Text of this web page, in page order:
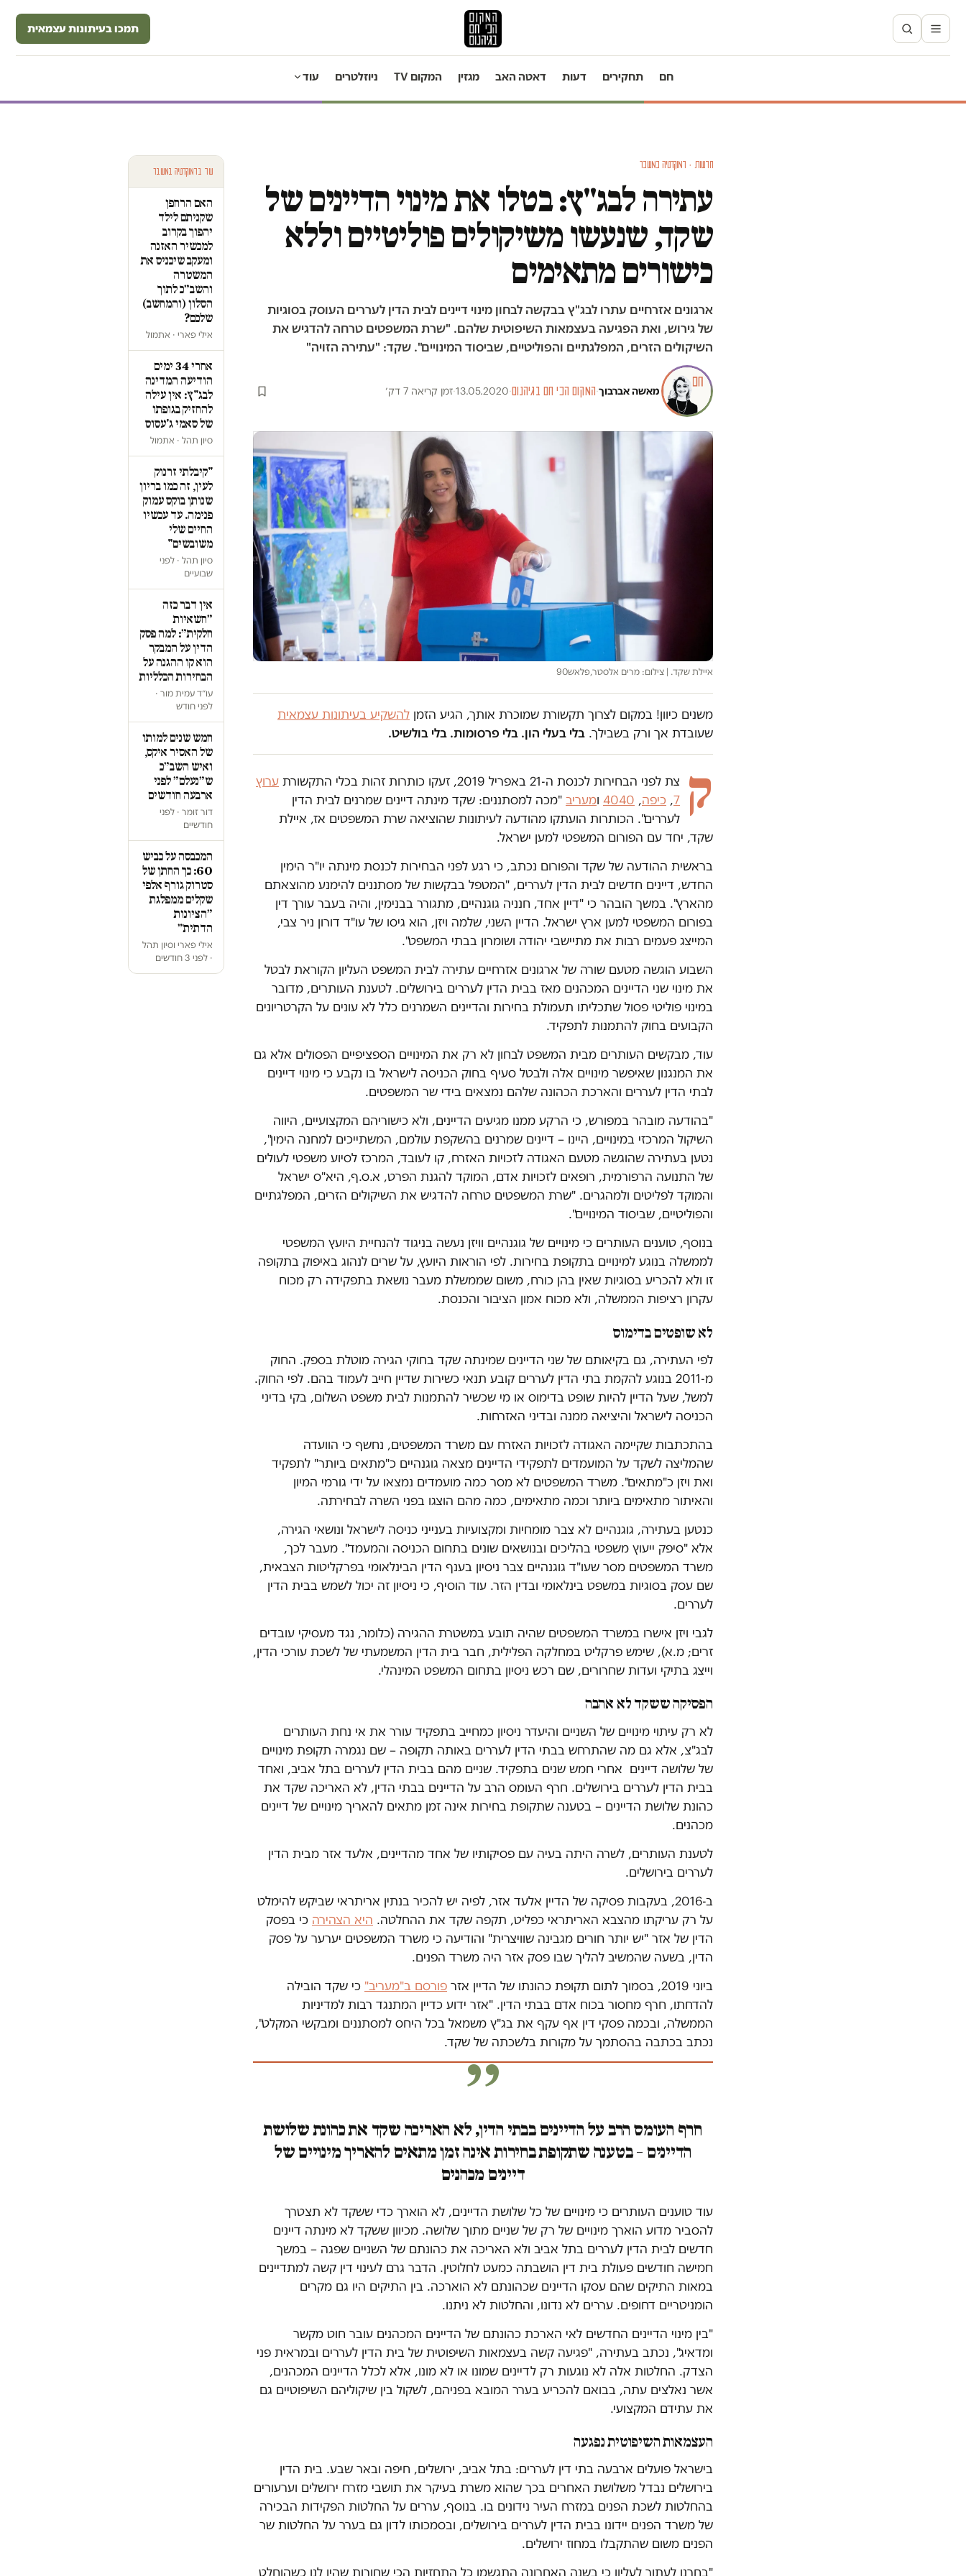
תמכו בעיתונות עצמאית
חם תחקירים דעות דאטה האב מגזין המקום TV ניוזלטרים עוד
חדשות · דמוקרטיה במשבר
עתירה לבג"ץ: בטלו את מינוי הדיינים של
שקד, שנעשו משיקולים פוליטיים וללא
כישורים מתאימים
ארגונים אזרחיים עתרו לבג"ץ בבקשה לבחון מינוי דיינים לבית הדין לעררים העוסק בסוגיות
של גירוש, ואת הפגיעה בעצמאות השיפוטית שלהם. "שרת המשפטים טרחה להדגיש את
השיקולים הזרים, המפלגתיים והפוליטיים, שביסוד המינויים". שקד: "עתירה הזויה"
מאשה אברבוך·המקום הכי חם בגיהנום·
13.05.2020
·זמן קריאה 7 דק׳
איילת שקד. | צילום: מרים אלסטר,פלאש90
משנים כיוון! במקום לצרוך תקשורת שמוכרת אותך, הגיע הזמן להשקיע בעיתונות עצמאית
שעובדת אך ורק בשבילך. בלי בעלי הון. בלי פרסומות. בלי בולשיט.
ק צת לפני הבחירות לכנסת ה-21 באפריל 2019, זעקו כותרות זהות בכלי התקשורת
ערוץ
7
, כיפה,
4040 ומעריב "מכה למסתננים: שקד מינתה דיינים שמרנים לבית הדין
לעררים". הכותרות הועתקו מהודעה לעיתונות שהוציאה שרת המשפטים אז, איילת
שקד, יחד עם הפורום המשפטי למען ישראל.
בראשית ההודעה של שקד והפורום נכתב, כי רגע לפני הבחירות לכנסת מינתה יו"ר הימין
החדש, דיינים חדשים לבית הדין לעררים, "המטפל בבקשות של מסתננים להימנע מהוצאתם
מהארץ". במשך הובהר כי "דיין אחד, חנניה גוגנהיים, מתגורר בבנימין, והיה בעבר עורך דין
בפורום המשפטי למען ארץ ישראל. הדיין השני, שלמה ויזן, הוא גיסו של עו"ד דורון ניר צבי,
המייצג פעמים רבות את מתיישבי יהודה ושומרון בבתי המשפט".
השבוע הוגשה מטעם שורה של ארגונים אזרחיים עתירה לבית המשפט העליון הקוראת לבטל
את מינוי שני הדיינים המכהנים מאז בבית הדין לעררים בירושלים. לטענת העותרים, מדובר
במינוי פוליטי פסול שתכליתו תעמולת בחירות והדיינים השמרנים כלל לא עונים על הקרטריונים
הקבועים בחוק להתמנות לתפקיד.
עוד, מבקשים העותרים מבית המשפט לבחון לא רק את המינויים הספציפיים הפסולים אלא גם
את המנגנון שאיפשר מינויים אלה ולבטל סעיף בחוק הכניסה לישראל בו נקבע כי מינוי דיינים
לבתי הדין לעררים והארכת הכהונה שלהם נמצאים בידי שר המשפטים.
"בהודעה מובהר במפורש, כי הרקע ממנו מגיעים הדיינים, ולא כישוריהם המקצועיים, היווה
השיקול המרכזי במינויים, היינו – דיינים שמרנים בהשקפת עולמם, המשתייכים למחנה הימין",
נטען בעתירה שהוגשה מטעם האגודה לזכויות האזרח, קו לעובד, המרכז לסיוע משפטי לעולים
של התנועה הרפורמית, רופאים לזכויות אדם, המוקד להגנת הפרט, א.ס.ף, היא"ס ישראל
והמוקד לפליטים ולמהגרים. "שרת המשפטים טרחה להדגיש את השיקולים הזרים, המפלגתיים
והפוליטיים, שביסוד המינויים".
בנוסף, טוענים העותרים כי מינויים של גוגנהיים וויזן נעשה בניגוד להנחיית היועץ המשפטי
לממשלה בנוגע למינויים בתקופת בחירות. לפי הוראות היועץ, על שרים לנהוג באיפוק בתקופה
זו ולא להכריע בסוגיות שאין בהן כורח, משום שממשלת מעבר נושאת בתפקידה רק מכוח
עקרון רציפות הממשלה, ולא מכוח אמון הציבור והכנסת.
לא שופטים בדימוס
לפי העתירה, גם בקיאותם של שני הדיינים שמינתה שקד בחוקי הגירה מוטלת בספק. החוק
מ-2011 בנוגע להקמת בתי הדין לעררים קובע תנאי כשירות שדיין חייב לעמוד בהם. לפי החוק.
למשל, שעל הדיין להיות שופט בדימוס או מי שכשיר להתמנות לבית משפט השלום, בקי בדיני
הכניסה לישראל והיציאה ממנה ובדיני האזרחות.
בהתכתבות שקיימה האגודה לזכויות האזרח עם משרד המשפטים, נחשף כי הוועדה
שהמליצה לשקד על המועמדים לתפקידי הדיינים מצאה גוגנהיים כ"מתאים ביותר" לתפקיד
ואת ויזן כ"מתאים". משרד המשפטים לא מסר כמה מועמדים נמצאו על ידי גורמי המיון
והאיתור מתאימים ביותר וכמה מתאימים, כמה מהם הוצגו בפני השרה לבחירתה.
כנטען בעתירה, גוגנהיים לא צבר מומחיות ומקצועיות בענייני כניסה לישראל ונושאי הגירה,
אלא "סיפק ייעוץ משפטי בהליכים ובנושאים שונים בתחום הכניסה והמעמד". מעבר לכך,
משרד המשפטים מסר שעו"ד גוגנהיים צבר ניסיון בענף הדין הבינלאומי בפרקליטות הצבאית,
שם עסק בסוגיות במשפט בינלאומי ובדין הזר. עוד הוסיף, כי ניסיון זה יכול לשמש בבית הדין
לעררים.
לגבי ויזן אישרו במשרד המשפטים שהיה תובע במשטרת ההגירה (כלומר, נגד מעסיקי עובדים
זרים; מ.א), שימש פרקליט במחלקה הפלילית, חבר בית הדין המשמעתי של לשכת עורכי הדין,
וייצג בתיקי ועדות שחרורים, שם רכש ניסיון בתחום המשפט המינהלי.
הפסיקה ששקד לא אהבה
לא רק עיתוי מינויים של השניים והיעדר ניסיון כמחייב בתפקיד עורר את אי נחת העותרים
לבג"צ, אלא גם מה שהתרחש בבתי הדין לעררים באותה תקופה – שם נגמרה תקופת מינויים
של שלושה דיינים אחרי חמש שנים בתפקיד. שניים מהם בבית הדין לעררים בתל אביב, ואחד
בבית הדין לעררים בירושלים. חרף העומס הרב על הדיינים בבתי הדין, לא האריכה שקד את
כהונת שלושת הדיינים – בטענה שתקופת בחירות אינה זמן מתאים להאריך מינויים של דיינים
מכהנים.
לטענת העותרים, לשרה היתה בעיה עם פסיקותיו של אחד מהדיינים, אלעד אזר מבית הדין
לעררים בירושלים.
ב-2016, בעקבות פסיקה של הדיין אלעד אזר, לפיה יש להכיר בנתין אריתראי שביקש להימלט
על רק עריקתו מהצבא האריתראי כפליט, תקפה שקד את ההחלטה. היא הצהירה כי בפסק
הדין של אזר "יש יותר חורים מגבינה שוויצרית" והודיעה כי משרד המשפטים יערער על פסק
הדין, בשעה שהמשיב להליך שבו פסק אזר היה משרד הפנים.
ביוני 2019, בסמוך לתום תקופת כהונתו של הדיין אזר
פורסם ב"מעריב" כי שקד הובילה
להדחתו, חרף מחסור בכוח אדם בבתי הדין. "אזר ידוע כדיין המתנגד רבות למדיניות
הממשלה, ובכמה פסקי דין אף עקף את בג"ץ משמאל בכל היחס למסתננים ומבקשי המקלט",
נכתב בכתבה בהסתמך על מקורות בלשכתה של שקד.
חרף העומס הרב על הדיינים בבתי הדין, לא האריכה שקד את כהונת שלושת
הדיינים – בטענה שתקופת בחירות אינה זמן מתאים להאריך מינויים של
דיינים מכהנים
עוד טוענים העותרים כי מינויים של כל שלושת הדיינים, לא הוארך כדי ששקד לא תצטרך
להסביר מדוע הוארך מינויים של רק של שניים מתוך שלושה. מכיוון ששקד לא מינתה דיינים
חדשים לבית הדין לעררים בתל אביב ולא האריכה את כהונתם של השניים שפגה – במשך
חמישה חודשים פעולת בית דין הושבתה כמעט לחלוטין. הדבר גרם לעינוי דין קשה למתדיינים
במאות התיקים שהם עסקו הדיינים שכהונתם לא הוארכה. בין התיקים היו גם מקרים
הומניטריים דחופים. עררים לא נדונו, והחלטות לא ניתנו.
"בין מינוי הדיינים החדשים לאי הארכת כהונתם של הדיינים המכהנים עובר חוט מקשר
ומדאיג", נכתב בעתירה, "פגיעה קשה בעצמאות השיפוטית של בית הדין לעררים ובמראית פני
הצדק. החלטות אלה לא נוגעות רק לדיינים שמונו או לא מונו, אלא לכלל הדיינים המכהנים,
אשר נאלצים עתה, בבואם להכריע בערר המובא בפניהם, לשקול בין שיקוליהם השיפוטיים גם
את עתידם המקצועי.
העצמאות השיפוטית נפגעה
בישראל פועלים ארבעה בתי דין לעררים: בתל אביב, ירושלים, חיפה ובאר שבע. בית הדין
בירושלים נבדל משלושת האחרים בכך שהוא משרת בעיקר את תושבי מזרח ירושלים וערעורים
בהחלטות לשכת הפנים במזרח העיר נידונים בו. בנוסף, עררים על החלטות הפקידות הבכירה
של משרד הפנים יידונו בבית הדין לעררים בירושלים, ובסמכותו לדון גם בערר על החלטות שר
הפנים משום שהתקבלו במחוז ירושלים.
"בחרנו לעתור לעליון כי בשנה האחרונה התגשמו כל התחזיות הכי שחורות שהיו לנו כשהוחלט
עוד בדמוקרטיה במשבר
האם הרחפן
שקניתם לילד
יהפוך בקרוב
למכשיר האזנה
ומעקב שיכניס את
המשטרה
והשב״כ לתוך
הסלון (והמחשב)
שלכם?
אילי פארי · אתמול
אחרי 34 ימים
הודיעה המדינה
לבג"ץ: אין עילה
להחזיק בגופתו
של סאמי ג'עסוס
סיון תהל · אתמול
"קיבלתי זרנוק
לעין, זה כמו בריון
שנותן בוקס עמוק
פנימה. עד עכשיו
החיים שלי
משובשים"
סיון תהל · לפני
שבועיים
אין דבר כזה
״חשאיות
חלקית״: למה פסק
הדין על המבקר
הוא קו ההגנה על
הבחירות הכלליות
עו״ד עמית מור ·
לפני חודש
חמש שנים למותו
של האסיר איקס,
ואיש השב״כ
ש״נעלם״ לפני
ארבעה חודשים
דור זומר · לפני
חודשיים
המכבסה על כביש
60: כך החתן של
סטרוק גורף אלפי
שקלים ממפלגת
״הציונות
הדתית״
אילי פארי וסיון תהל
· לפני 3 חודשים